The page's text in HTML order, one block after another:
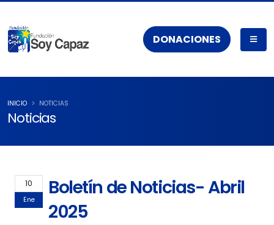
DONACIONES
Noticias
INICIO NOTICIAS
10
Ene
Boletín de Noticias- Abril
2025